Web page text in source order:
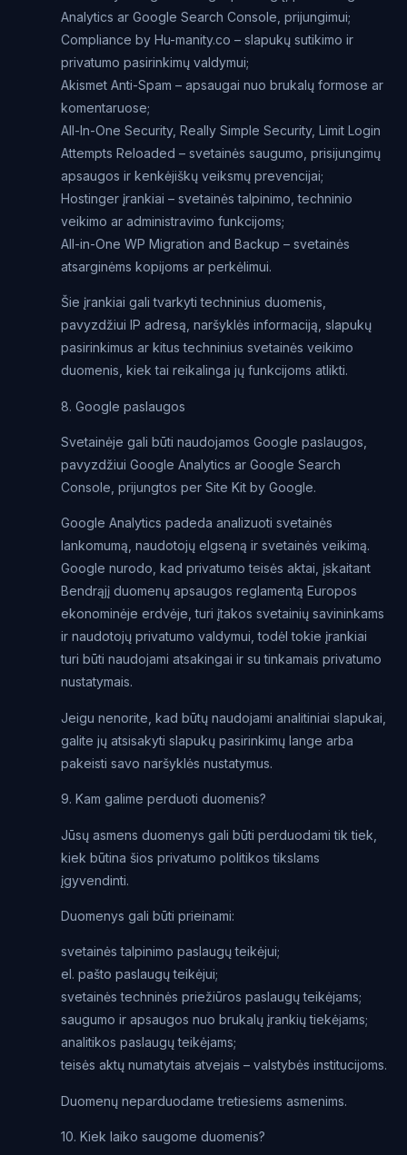
Analytics ar Google Search Console, prijungimui;
Compliance by Hu-manity.co – slapukų sutikimo ir
privatumo pasirinkimų valdymui;
Akismet Anti-Spam – apsaugai nuo brukalų formose ar
komentaruose;
All-In-One Security, Really Simple Security, Limit Login
Attempts Reloaded – svetainės saugumo, prisijungimų
apsaugos ir kenkėjiškų veiksmų prevencijai;
Hostinger įrankiai – svetainės talpinimo, techninio
veikimo ar administravimo funkcijoms;
All-in-One WP Migration and Backup – svetainės
atsarginėms kopijoms ar perkėlimui.
Šie įrankiai gali tvarkyti techninius duomenis,
pavyzdžiui IP adresą, naršyklės informaciją, slapukų
pasirinkimus ar kitus techninius svetainės veikimo
duomenis, kiek tai reikalinga jų funkcijoms atlikti.
8. Google paslaugos
Svetainėje gali būti naudojamos Google paslaugos,
pavyzdžiui Google Analytics ar Google Search
Console, prijungtos per Site Kit by Google.
Google Analytics padeda analizuoti svetainės
lankomumą, naudotojų elgseną ir svetainės veikimą.
Google nurodo, kad privatumo teisės aktai, įskaitant
Bendrąjį duomenų apsaugos reglamentą Europos
ekonominėje erdvėje, turi įtakos svetainių savininkams
ir naudotojų privatumo valdymui, todėl tokie įrankiai
turi būti naudojami atsakingai ir su tinkamais privatumo
nustatymais.
Jeigu nenorite, kad būtų naudojami analitiniai slapukai,
galite jų atsisakyti slapukų pasirinkimų lange arba
pakeisti savo naršyklės nustatymus.
9. Kam galime perduoti duomenis?
Jūsų asmens duomenys gali būti perduodami tik tiek,
kiek būtina šios privatumo politikos tikslams
įgyvendinti.
Duomenys gali būti prieinami:
svetainės talpinimo paslaugų teikėjui;
el. pašto paslaugų teikėjui;
svetainės techninės priežiūros paslaugų teikėjams;
saugumo ir apsaugos nuo brukalų įrankių tiekėjams;
analitikos paslaugų teikėjams;
teisės aktų numatytais atvejais – valstybės institucijoms.
Duomenų neparduodame tretiesiems asmenims.
10. Kiek laiko saugome duomenis?